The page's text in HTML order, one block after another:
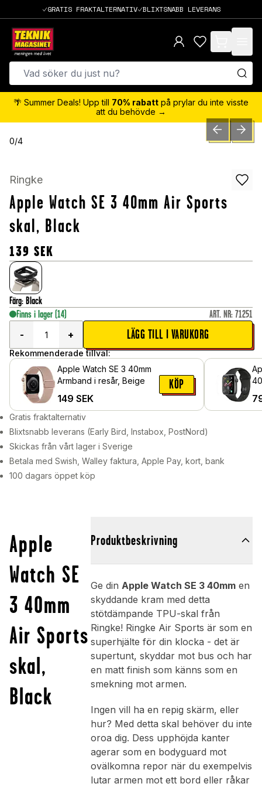
GRATIS FRAKTALTERNATIV BLIXTSNABB LEVERANS
items in cart,
🌴 Summer Deals! Upp till 70% rabatt på prylar du inte visste
att du behövde →
0/4 PREVIOUSNEXT
Ringke
Apple Watch SE 3 40mm Air Sports
skal, Black
139 SEK
Färg: Black
Finns i lager (14) ART. NR: 71251
-
+ LÄGG TILL I VARUKORG
Rekommenderade tillval:
Apple Watch SE 3 40mm
Armband i resår, Beige
149 SEK
KÖP
Gratis fraktalternativ
Blixtsnabb leverans (Early Bird, Instabox, PostNord)
Skickas från vårt lager i Sverige
Betala med Swish, Walley faktura, Apple Pay, kort, bank
100 dagars öppet köp
Apple
Watch SE
3 40mm
Air Sports
skal,
Black
Produktbeskrivning
Ge din Apple Watch SE 3 40mmen
skyddande kram med detta
stötdämpande TPU-skal från
Ringke! Ringke Air Sports är som en
superhjälte för din klocka - det är
supertunt, skyddar mot bus och har
en matt finish som känns som en
smekning mot armen.
Ingen vill ha en repig skärm, eller
hur? Med detta skal behöver du inte
oroa dig. Dess upphöjda kanter
agerar som en bodyguard mot
ovälkomna repor när du exempelvis
lutar armen mot ett bord eller råkar